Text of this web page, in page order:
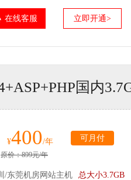
在线客服 立即开通>
国内
¥400/年 可月付
原价：899元/年
/东莞机房网站主机 总大小3.7GB